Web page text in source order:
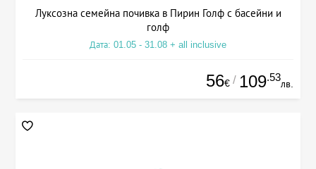
Луксозна семейна почивка в Пирин Голф с басейни и
голф
Дата: 01.05 - 31.08 + all inclusive
56€ / 109.53
лв.